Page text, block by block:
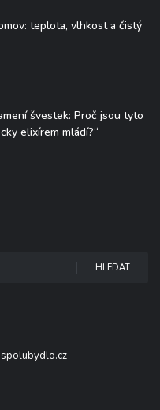
teplota, vlhkost a čistý
švestek: Proč jsou tyto
elixírem mládí?“
HLEDAT
spolubydlo.cz